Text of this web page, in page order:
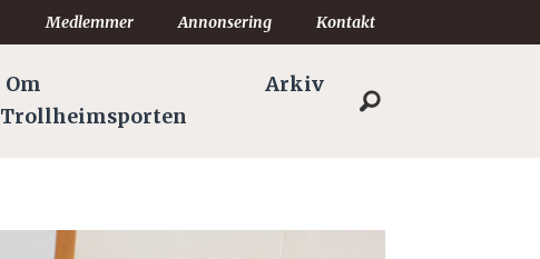
Medlemmer Annonsering Kontakt
Om
Trollheimsporten
Arkiv